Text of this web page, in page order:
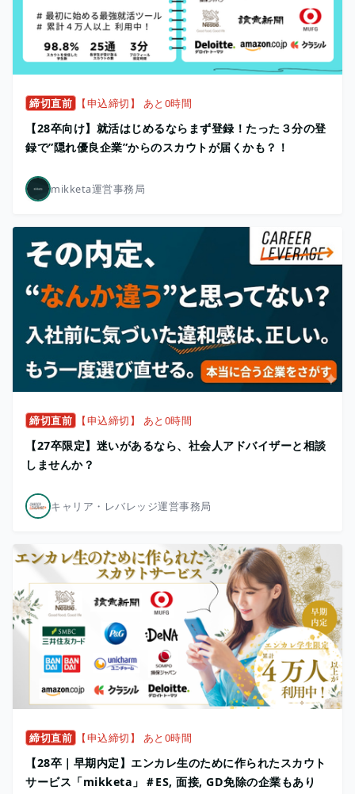
締切直前 【申込締切】 あと0時間
【28卒向け】就活はじめるならまず登録！たった３分の登
録で”隠れ優良企業”からのスカウトが届くかも？！
mikketa運営事務局
締切直前 【申込締切】 あと0時間
【27卒限定】迷いがあるなら、社会人アドバイザーと相談
しませんか？
キャリア・レバレッジ運営事務局
締切直前 【申込締切】 あと0時間
【28卒｜早期内定】エンカレ生のために作られたスカウト
サービス「mikketa」＃ES, 面接, GD免除の企業もあり